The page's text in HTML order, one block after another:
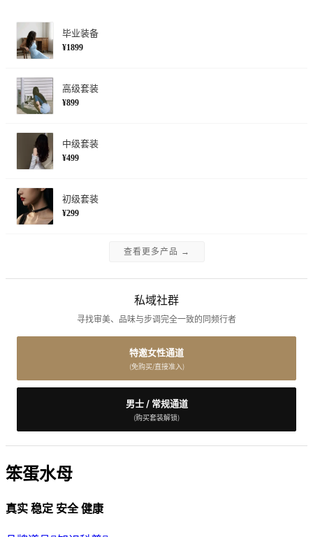
毕业装备
¥1899
高级套装
¥899
中级套装
¥499
初级套装
¥299
查看更多产品 →
私域社群
寻找审美、品味与步调完全一致的同频行者
特邀女性通道
(免购买/直接准入)
男士 / 常规通道
(购买套装解锁)
笨蛋水母
真实 稳定 安全 健康